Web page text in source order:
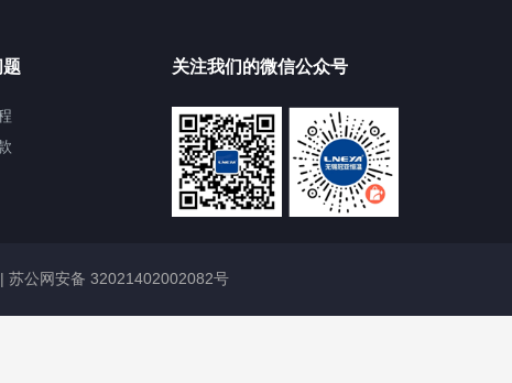
关注我们的微信公众号
苏公网安备 32021402002082号